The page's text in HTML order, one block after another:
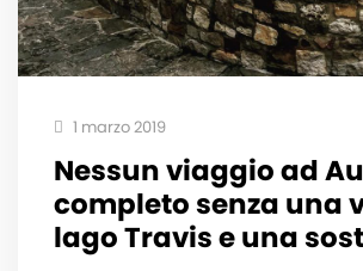
1 marzo 2019
Nessun viaggio ad
completo senza una
lago Travis e una